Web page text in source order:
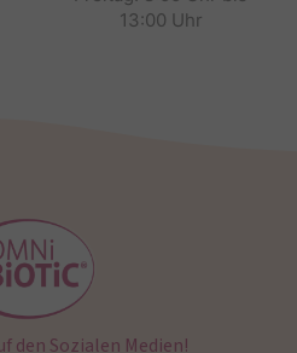
13:00 Uhr
den Sozialen Medien!